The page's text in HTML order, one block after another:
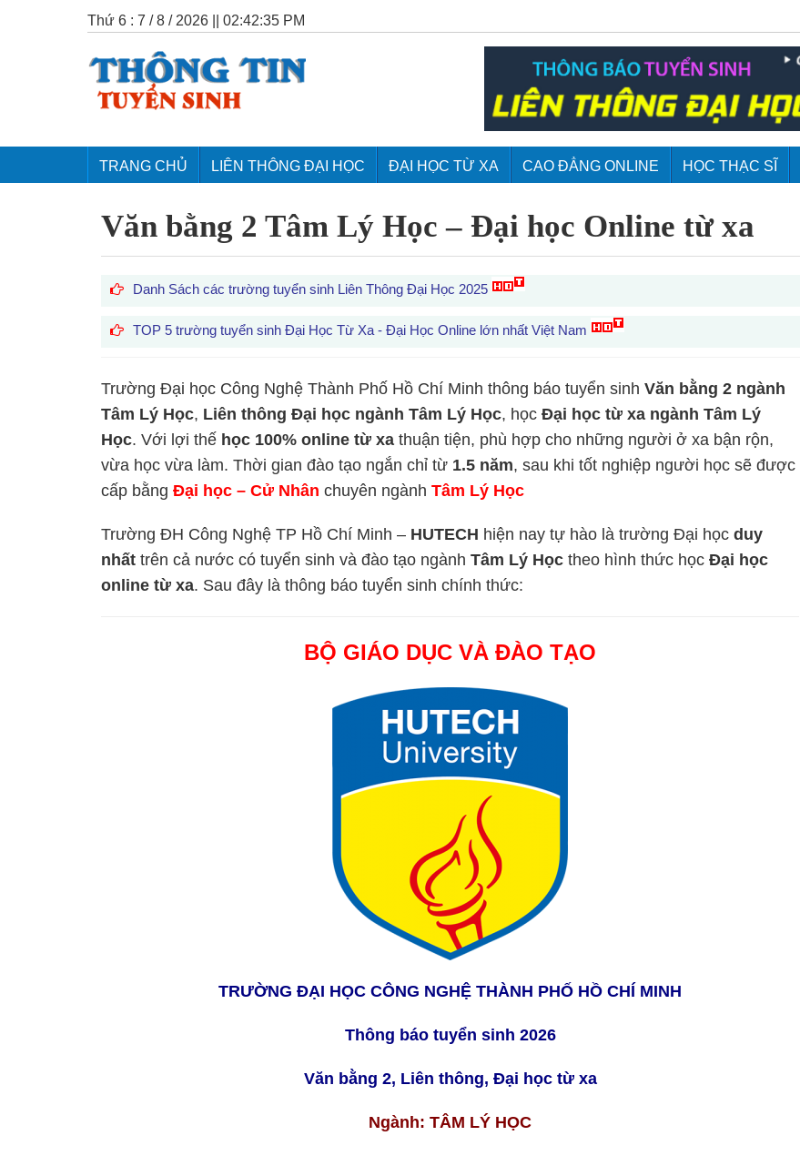
Thứ 6 : 7 / 8 / 2026 || 02:42:36 PM
TRANG CHỦ LIÊN THÔNG ĐẠI HỌC ĐẠI HỌC TỪ XA CAO ĐẲNG ONLINE HỌC THẠC SĨ
Văn bằng 2 Tâm Lý Học – Đại học Online từ xa
Danh Sách các trường tuyển sinh Liên Thông Đại Học 2025
TOP 5 trường tuyển sinh Đại Học Từ Xa - Đại Học Online lớn nhất Việt Nam
Trường Đại học Công Nghệ Thành Phố Hồ Chí Minh thông báo tuyển sinh Văn bằng 2 ngành
Tâm Lý Học, Liên thông Đại học ngành Tâm Lý Học, học Đại học từ xa ngành Tâm Lý
Học. Với lợi thế học 100% online từ xa thuận tiện, phù hợp cho những người ở xa bận rộn,
vừa học vừa làm. Thời gian đào tạo ngắn chỉ từ 1.5 năm, sau khi tốt nghiệp người học sẽ được
cấp bằng Đại học – Cử Nhân chuyên ngành Tâm Lý Học
Trường ĐH Công Nghệ TP Hồ Chí Minh – HUTECH hiện nay tự hào là trường Đại học duy
nhất trên cả nước có tuyển sinh và đào tạo ngành Tâm Lý Học theo hình thức học Đại học
online từ xa. Sau đây là thông báo tuyển sinh chính thức:
BỘ GIÁO DỤC VÀ ĐÀO TẠO
TRƯỜNG ĐẠI HỌC CÔNG NGHỆ THÀNH PHỐ HỒ CHÍ MINH
Thông báo tuyển sinh 2026
Văn bằng 2, Liên thông, Đại học từ xa
Ngành: TÂM LÝ HỌC